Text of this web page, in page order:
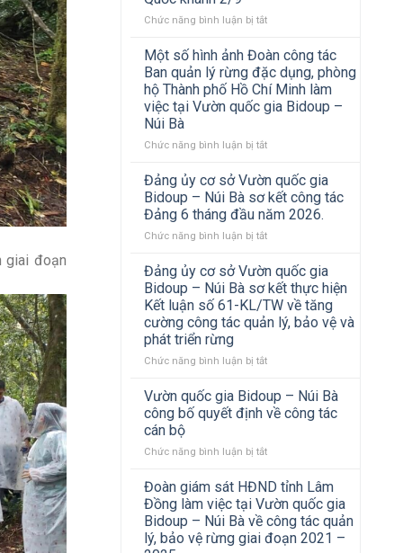
giai đoạn
quốc
Xuân
Liên
đến
tham
quan,
đổi
nhớ
tác
giữa
Trung
tâm
Nhiệt
Việt
và
Vườn
quốc
gia
Núi
Bà
Chức năng bình luận bị tắtở
quốc
gia
Bidoup
–
Núi
tổ
động
thể
thao
chào
mạng
Tháng
Tám
và
khánh
Một số hình ảnh Đoàn công tác
Ban quản lý rừng đặc dụng, phòng
hộ Thành phố Hồ Chí Minh làm
việc tại Vườn quốc gia Bidoup –
Núi Bà
Chức năng bình luận bị tắtở
số
hình
ảnh
Đoàn
công
Ban
quản
lý
rừng
đặc
phòng
phố
Hồ
Minh
việc
tại
Vườn
quốc
gia
Đảng ủy cơ sở Vườn quốc gia
Bidoup – Núi Bà sơ kết công tác
Đảng 6 tháng đầu năm 2026.
Chức năng bình luận bị tắtở
ủy
cơ
sở
Vườn
quốc
Bidoup
Bà
sơ
công
Đảng
6
tháng
đầu
năm
Đảng ủy cơ sở Vườn quốc gia
Bidoup – Núi Bà sơ kết thực hiện
Kết luận số 61-KL/TW về tăng
cường công tác quản lý, bảo vệ và
phát triển rừng
Chức năng bình luận bị tắtở
ủy
cơ
sở
quốc
Bidoup
Núi
Bà
sơ
Vườn quốc gia Bidoup – Núi Bà
công bố quyết định về công tác
cán bộ
Chức năng bình luận bị tắtở
quốc
gia
Bidoup
–
Núi
Đoàn giám sát HĐND tỉnh Lâm
Đồng làm việc tại Vườn quốc gia
Bidoup – Núi Bà về công tác quản
lý, bảo vệ rừng giai đoạn 2021 –